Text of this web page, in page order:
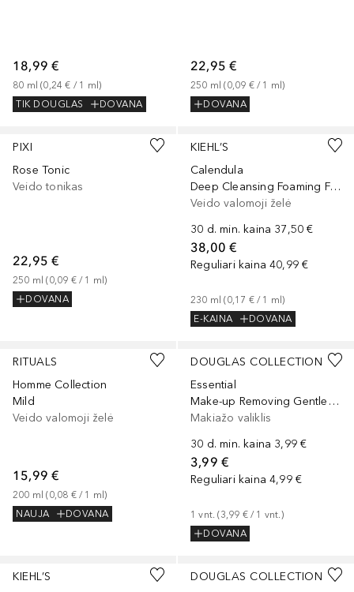
18,99 €
80 ml (0,24 € / 1 ml)
TIK DOUGLAS
DOVANA
22,95 €
250 ml (0,09 € / 1 ml)
DOVANA
PIXI
Rose Tonic
Veido tonikas
22,95 €
250 ml (0,09 € / 1 ml)
DOVANA
KIEHL’S
Calendula
Deep Cleansing Foaming Face Wash
Veido valomoji želė
30 d. min. kaina 37,50 €
38,00 €
Reguliari kaina 40,99 €
230 ml (0,17 € / 1 ml)
E-KAINA
DOVANA
RITUALS
Homme Collection
Mild
Veido valomoji želė
15,99 €
200 ml (0,08 € / 1 ml)
NAUJA
DOVANA
DOUGLAS COLLECTION
Essential
Make-up Removing Gentle Wipes
Makiažo valiklis
30 d. min. kaina 3,99 €
3,99 €
Reguliari kaina 4,99 €
1 vnt. (3,99 € / 1 vnt.)
DOVANA
KIEHL’S
DOUGLAS COLLECTION